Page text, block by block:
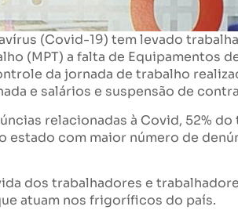
(Covid-19) tem levado
(MPT) a falta de Equipamentos
da jornada de trabalho
e salários e suspensão de
relacionadas à Covid, 52%
estado com maior número de
dos trabalhadores e
atuam nos frigoríficos do país.